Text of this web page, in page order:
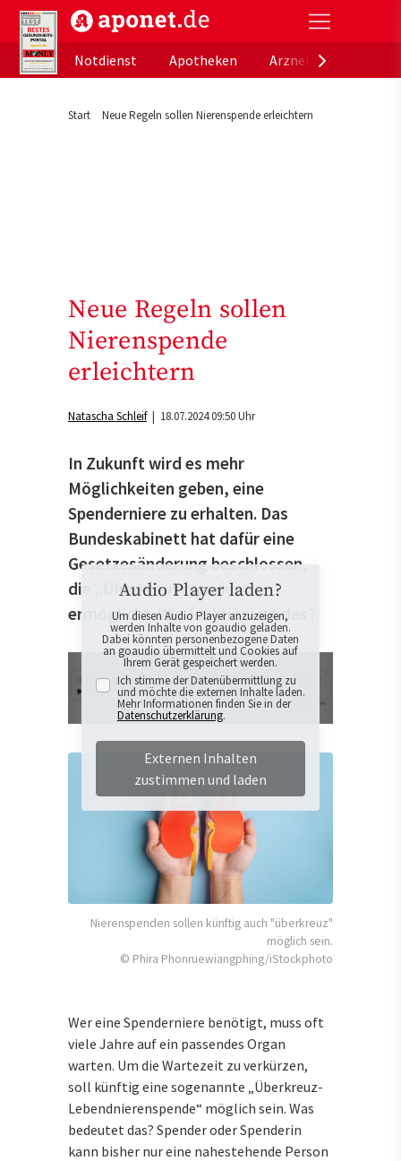
aponet.de - Das offizielle Gesundheitsportal der
Notdienst
Apotheken
Start Neue Regeln sollen Nierenspende erleichtern
Neue Regeln sollen
Nierenspende
erleichtern
Natascha Schleif| 18.07.2024 09:50 Uhr
In Zukunft wird es mehr
Möglichkeiten geben, eine
Spenderniere zu erhalten. Das
Bundeskabinett hat dafür eine
Gesetzesänderung beschlossen,
die „Überkreuzspenden“
ermöglicht. Wie funktioniert das?
Audio Player laden?
Um diesen Audio Player anzuzeigen,
werden Inhalte von goaudio geladen.
Dabei könnten personenbezogene Daten
an goaudio übermittelt und Cookies auf
Ihrem Gerät gespeichert werden.
Ich stimme der Datenübermittlung zu
und möchte die externen Inhalte laden.
Mehr Informationen finden Sie in der
Datenschutzerklärung.
Externen Inhalten
zustimmen und laden
Nierenspenden sollen künftig auch "überkreuz"
möglich sein.
© Phira Phonruewiangphing/iStockphoto
Wer eine Spenderniere benötigt, muss oft
viele Jahre auf ein passendes Organ
warten. Um die Wartezeit zu verkürzen,
soll künftig eine sogenannte „Überkreuz-
Lebendnierenspende“ möglich sein. Was
bedeutet das? Spender oder Spenderin
kann bisher nur eine nahestehende Person